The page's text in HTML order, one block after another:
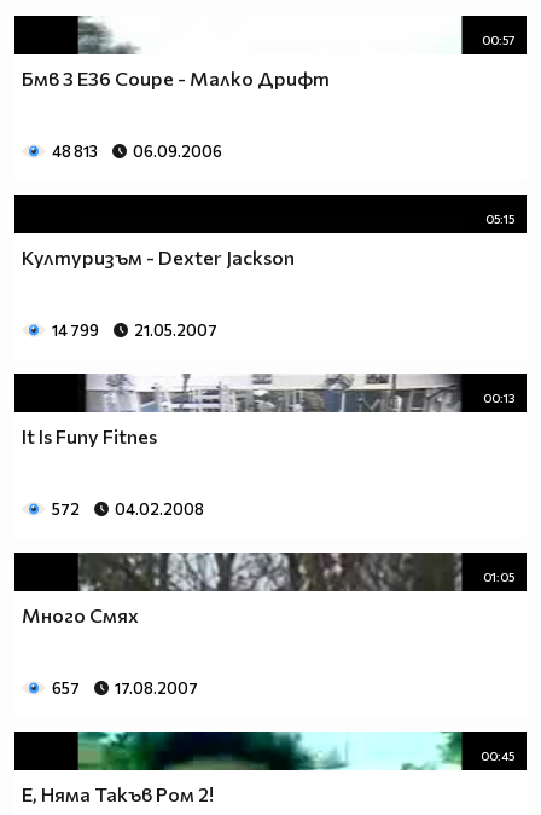
00:57
Бмв 3 Е36 Coupe - Малко Дрифт
48 813 06.09.2006
05:15
Културизъм - Dexter Jackson
14 799 21.05.2007
00:13
It Is Funy Fitnes
572 04.02.2008
01:05
Много Смях
657 17.08.2007
00:45
Е, Няма Такъв Ром 2!